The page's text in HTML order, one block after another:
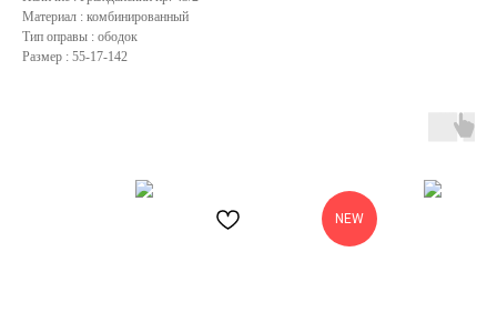
Материал : комбинированный
Тип оправы : ободок
Размер : 55-17-142
NEW